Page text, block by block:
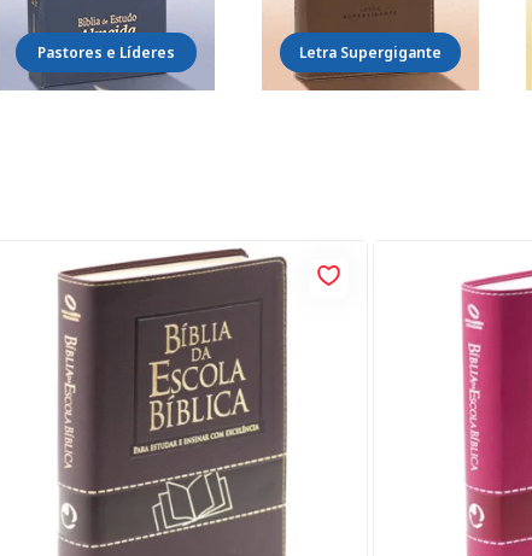
Pastores e Líderes Letra Supergigante